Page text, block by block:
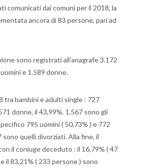
comunicati dai comuni per il 2018, la
ancora di 83 persone, pari ad
sono registrati all'anagrafe 3.172
e 1.589 donne.
tra bambini e adulti single : 727
donne, il 43,99%. 1.567 sono gli
795 uomini ( 50,73% ) e 772
sono quelli divorziati. Alla fine, il
il coniuge deceduto : il 16,79% ( 47
il 83,21% ( 233 persone ) sono